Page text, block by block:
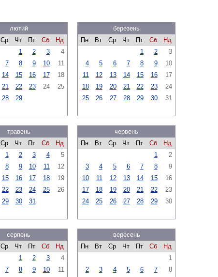
лютий
Ср Чт Пт Сб
Нд
1
2 3
4
7 8 9 10
11
14 15 16 17
18
21 22 23 24
25
28 29
березень
Пн
Вт Ср Чт Пт Сб
Нд
1
2
3
4
5 6 7 8 9
10
11
12 13 14 15 16
17
18
19 20 21 22 23
24
25
26 27 28 29 30 31
травень
Ср Чт Пт Сб
Нд
1
2 3 4
5
8 9 10 11
12
15 16 17 18
19
22 23 24 25
26
29 30 31
червень
Пн
Вт Ср Чт Пт Сб
Нд
1
2
3
4 5 6 7 8
9
10
11 12 13 14 15
16
17
18 19 20 21 22
23
24
25 26 27 28 29 30
серпень
Ср Чт Пт Сб
Нд
1
2 3
4
7 8 9 10
11
вересень
Пн
Вт Ср Чт Пт Сб
Нд
1
2
3 4 5 6 7
8